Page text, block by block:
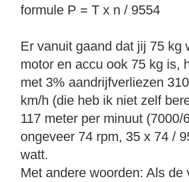
formule P = T x n / 9554
Er vanuit gaand dat jij 75 kg
motor en accu ook 75 kg is,
met 3% aandrijfverliezen
km/h (die heb ik niet zelf
117 meter per minuut
ongeveer 74 rpm, 35 x 74 /
watt.
Met andere woorden: Als